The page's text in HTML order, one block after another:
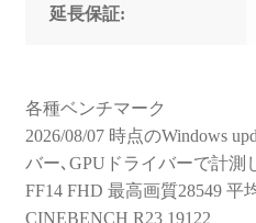
延長保証:
各種ベンチマーク
2026/08/07 時点のWindows
バー､GPUドライバーで計測
FF14 FHD 最高画質28549 平
CINEBENCH R23 19122